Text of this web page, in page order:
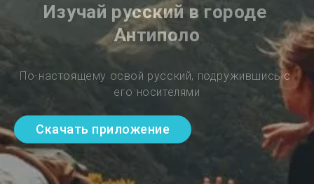
Изучай русский в городе
Антиполо
По-настоящему освой русский, подружившись с
его носителями
Скачать приложение